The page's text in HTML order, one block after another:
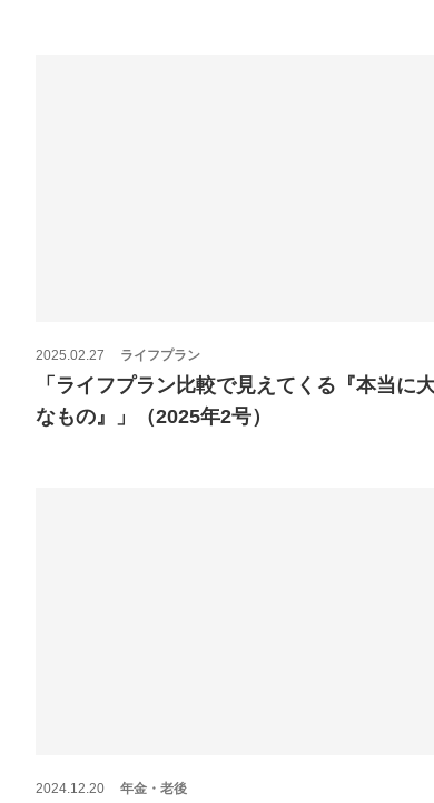
2025.02.27 ライフプラン
「ライフプラン比較で見えてくる『本当に
なもの』」（2025年2号）
2024.12.20 年金・老後